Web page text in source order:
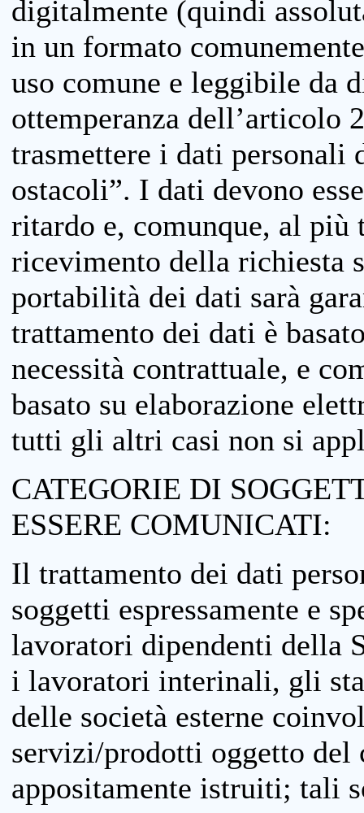
digitalmente (quindi
in un formato
uso comune e leggibile da
ottemperanza dell’articolo
trasmettere i dati personali
ostacoli”. I dati devono
ritardo e, comunque, al più
ricevimento della richiesta
portabilità dei dati sarà
trattamento dei dati è
necessità contrattuale, e
basato su elaborazione
tutti gli altri casi non si
CATEGORIE DI
ESSERE COMUNICATI:
Il trattamento dei dati
soggetti espressamente e
lavoratori dipendenti della
i lavoratori interinali, gli
delle società esterne
servizi/prodotti oggetto
appositamente istruiti; tali